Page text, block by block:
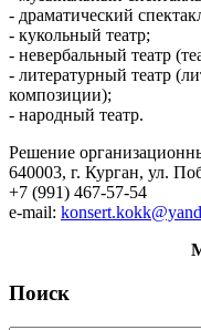
- драматический
- кукольный театр;
- невербальный театр
- литературный театр
композиции);
- народный театр.
Решение
640003, г. Курган, ул.
+7 (991) 467-57-54
e-mail:
Поиск